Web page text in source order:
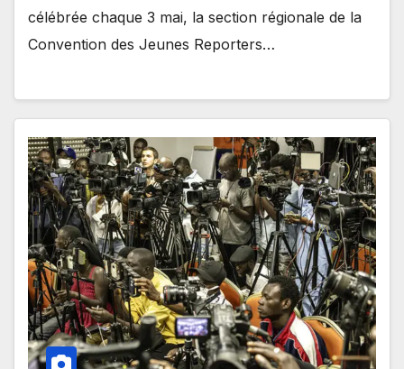
célébrée chaque 3 mai, la section régionale de la
Convention des Jeunes Reporters…